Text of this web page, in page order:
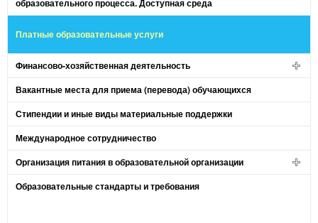
образовательного процесса. Доступная среда
Платные образовательные услуги
Финансово-хозяйственная деятельность
Вакантные места для приема (перевода) обучающихся
Стипендии и иные виды материальные поддержки
Международное сотрудничество
Организация питания в образовательной организации
Образовательные стандарты и требования